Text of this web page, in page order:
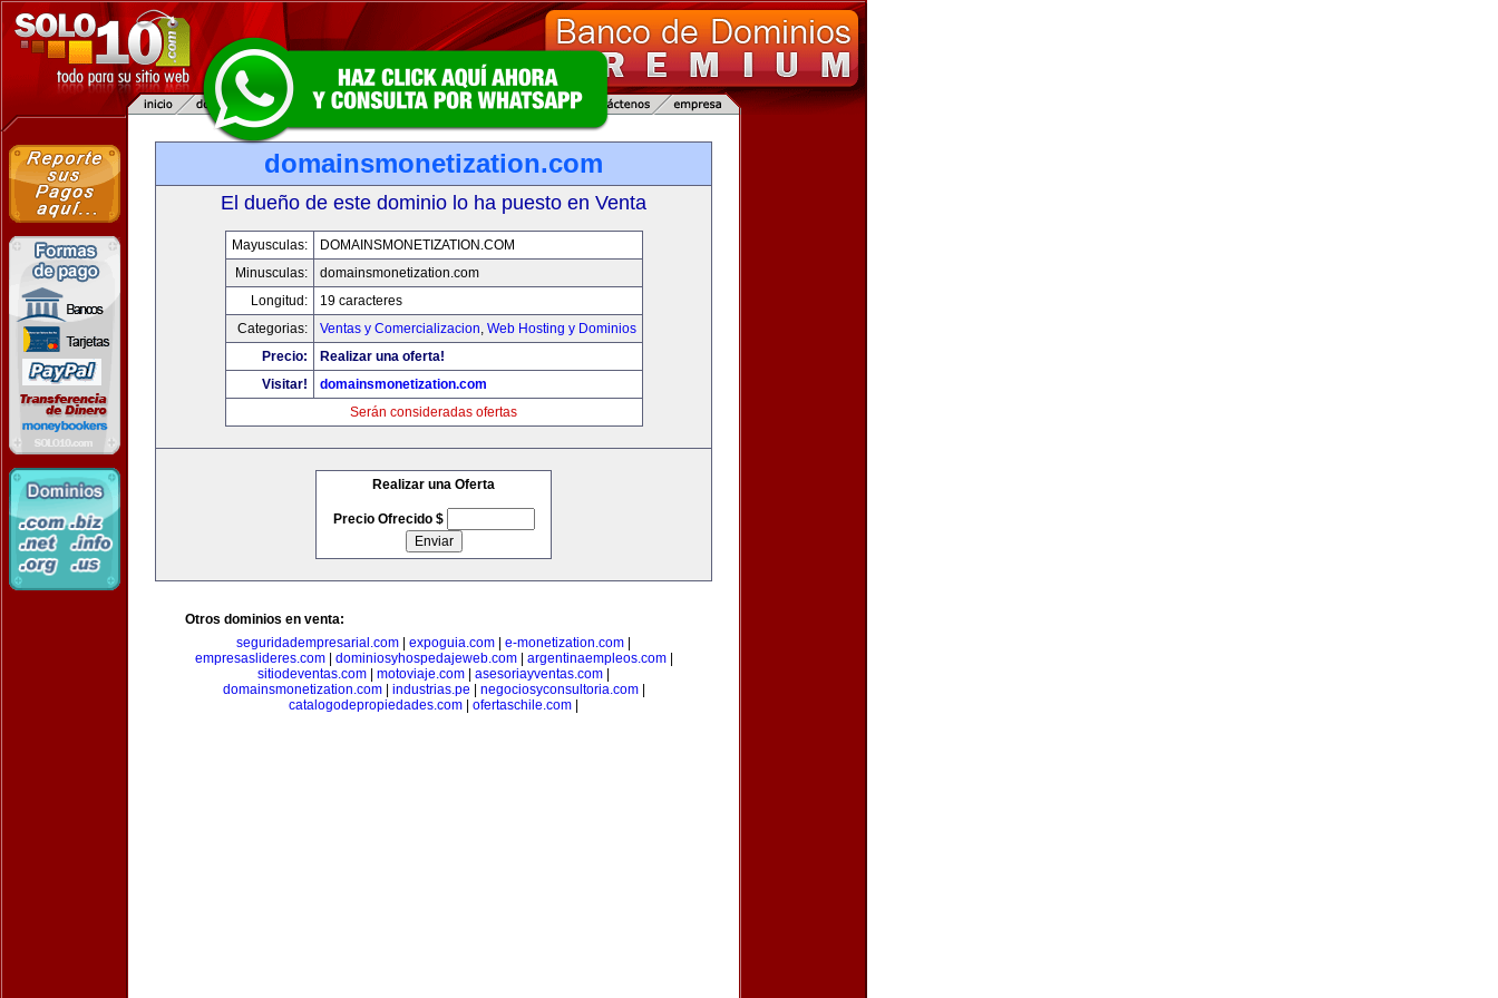
domainsmonetization.com
El dueño de este dominio lo ha puesto en Venta
Mayusculas:
DOMAINSMONETIZATION.COM
Minusculas:
domainsmonetization.com
Longitud:
19 caracteres
Categorias:
Ventas y Comercializacion, Web Hosting y Dominios
Precio:
Realizar una oferta!
Visitar!
domainsmonetization.com
Serán consideradas ofertas
Realizar una Oferta
Precio Ofrecido $
Otros dominios en venta:
seguridadempresarial.com
expoguia.com e-monetization.com
empresaslideres.com| dominiosyhospedajeweb.com| argentinaempleos.com|
sitiodeventas.com
motoviaje.com asesoriayventas.com
domainsmonetization.com| industrias.pe negociosyconsultoria.com|
catalogodepropiedades.com
ofertaschile.com